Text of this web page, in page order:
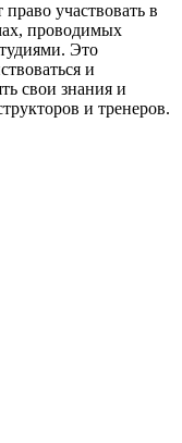
участвовать в
проводимых
Это
и
свои знания и
и тренеров.